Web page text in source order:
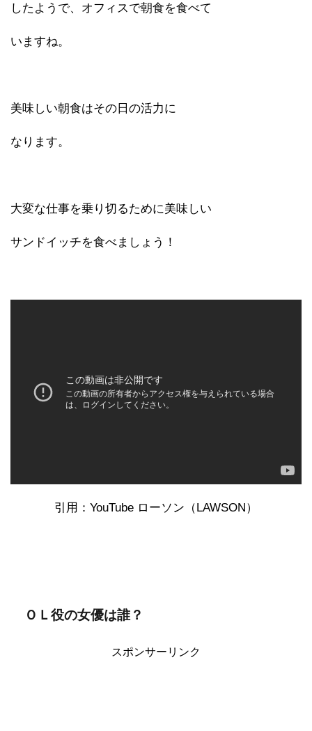
したようで、オフィスで朝食を食べて
いますね。
美味しい朝食はその日の活力に
なります。
大変な仕事を乗り切るために美味しい
サンドイッチを食べましょう！
引用：YouTube ローソン（LAWSON）
ＯＬ役の女優は誰？
スポンサーリンク